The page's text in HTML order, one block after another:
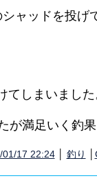
ャッドを投げ
てしまいました
が満足いく釣
01/17 22:24│ 釣り